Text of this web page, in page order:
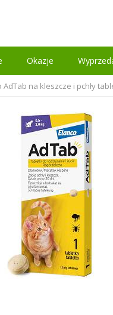
Okazje
AdTab na kleszcze i pchły